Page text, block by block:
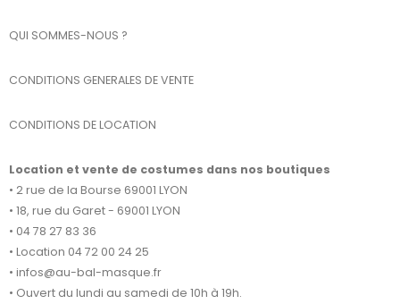
QUI SOMMES-NOUS ?
CONDITIONS GENERALES DE VENTE
CONDITIONS DE LOCATION
Location et vente de costumes dans nos boutiques
• 2 rue de la Bourse 69001 LYON
• 18, rue du Garet - 69001 LYON
• 04 78 27 83 36
• Location 04 72 00 24 25
• infos@au-bal-masque.fr
• Ouvert du lundi au samedi de 10h à 19h.